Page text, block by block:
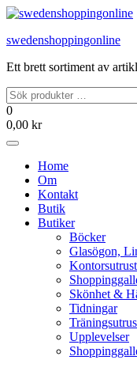
Hoppa
innehållet
swedenshoppingonline
Ett brett sortiment av
0
0,00 kr
Home
Om
Kontakt
Butik
Butiker
Böcker
Glasögon,
Skönhet &
Tidningar
Upplevelser